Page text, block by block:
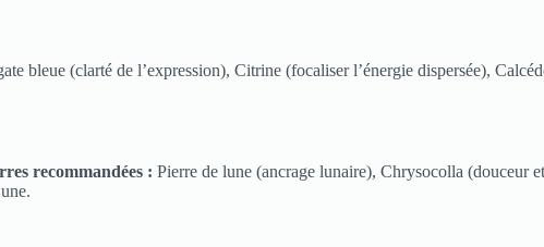
bleue (clarté de l’expression), Citrine (focaliser l’énergie dispersée),
recommandées : Pierre de lune (ancrage lunaire), Chrysocolla (douceur